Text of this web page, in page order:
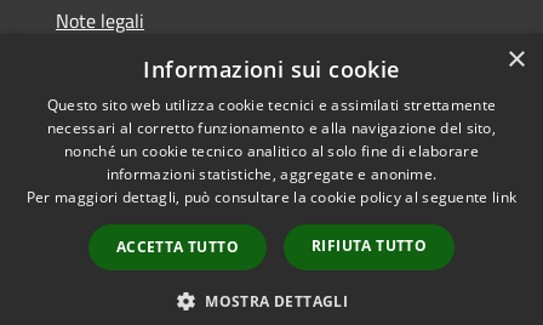
Note legali
Dichiarazione di accessibilità
Accessibilità
Copyright © 2026 • Comune di
Samugheo • Powered by
Municipium•
Accesso
redazione
×
Informazioni sui cookie
Questo sito web utilizza cookie tecnici e assimilati strettamente
necessari al corretto funzionamento e alla navigazione del sito,
nonché un cookie tecnico analitico al solo fine di elaborare
informazioni statistiche, aggregate e anonime.
Per maggiori dettagli, può consultare la cookie policy al seguente link
ACCETTA TUTTO RIFIUTA TUTTO
MOSTRA DETTAGLI